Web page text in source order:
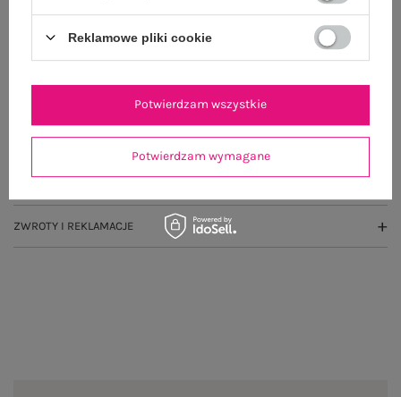
OPIS PRODUKTU
OPINIE O PRODUKCIE (1)
ZWROTY I REKLAMACJE
Reklamowe pliki cookie
Potwierdzam wymagane
Potwierdzam wszystkie